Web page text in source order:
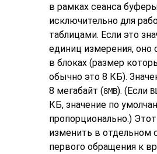
в рамках сеанса
исключительно для
таблицами. Если это
единиц измерения, оно
в блоках (размер
обычно это 8 КБ).
8 мегабайт (8MB). (Если
КБ, значение по
пропорционально.)
изменить в отдельном
первого обращения к